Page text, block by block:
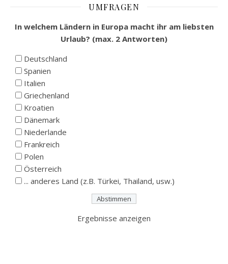
UMFRAGEN
In welchem Ländern in Europa macht ihr am liebsten
Urlaub? (max. 2 Antworten)
Deutschland
Spanien
Italien
Griechenland
Kroatien
Dänemark
Niederlande
Frankreich
Polen
Österreich
... anderes Land (z.B. Türkei, Thailand, usw.)
Ergebnisse anzeigen